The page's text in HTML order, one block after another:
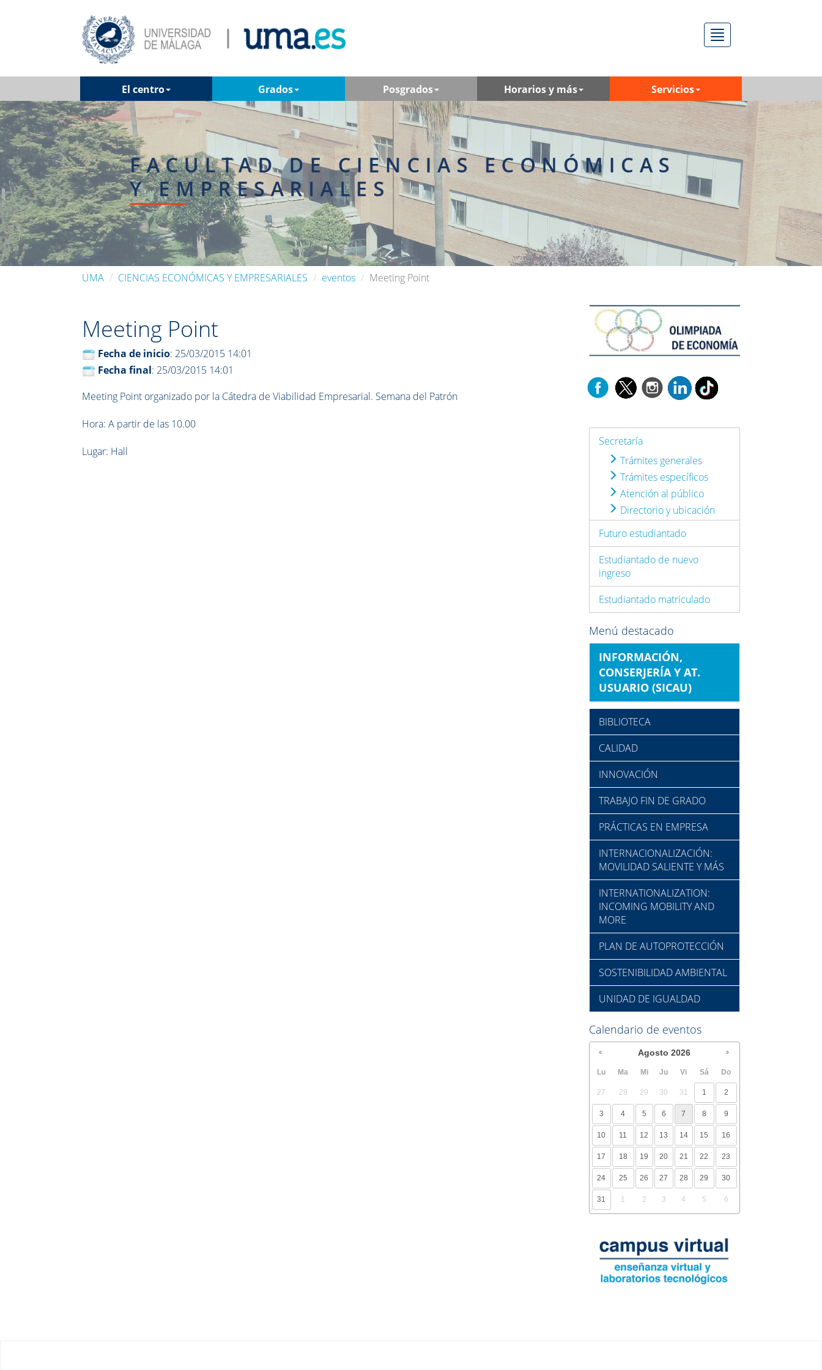
Menú
El centro Grados Posgrados Horarios y más Servicios
UMA CIENCIAS ECONÓMICAS Y EMPRESARIALES eventos Meeting Point
Meeting Point
Fecha de inicio: 25/03/2015 14:01
Fecha final: 25/03/2015 14:01
Meeting Point organizado por la Cátedra de Viabilidad Empresarial. Semana del Patrón
Hora: A partir de las 10.00
Lugar: Hall
Secretaría
Trámites generales
Trámites específicos
Atención al público
Directorio y ubicación
Futuro estudiantado
Estudiantado de nuevo
ingreso
Estudiantado matriculado
Menú destacado
INFORMACIÓN,
CONSERJERÍA Y AT.
USUARIO (SICAU)
BIBLIOTECA
CALIDAD
INNOVACIÓN
TRABAJO FIN DE GRADO
PRÁCTICAS EN EMPRESA
INTERNACIONALIZACIÓN:
MOVILIDAD SALIENTE Y MÁS
INTERNATIONALIZATION:
INCOMING MOBILITY AND
MORE
PLAN DE AUTOPROTECCIÓN
SOSTENIBILIDAD AMBIENTAL
UNIDAD DE IGUALDAD
Calendario de eventos
Agosto 2026
Lu Ma Mi Ju Vi Sá Do
27 28 29 30 31 1 2
3 4 5 6 7 8 9
10 11 12 13 14 15 16
17 18 19 20 21 22 23
24 25 26 27 28 29 30
31 1 2 3 4 5 6